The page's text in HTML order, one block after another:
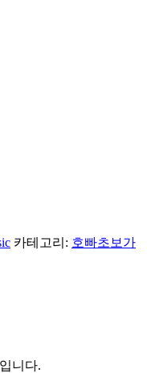
카테고리: 호빠초보가
입니다.